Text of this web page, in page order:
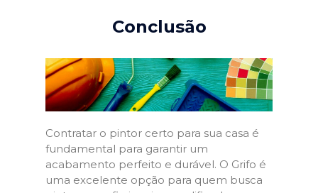
Conclusão
Contratar o pintor certo para sua casa é
fundamental para garantir um
acabamento perfeito e durável. O Grifo é
uma excelente opção para quem busca